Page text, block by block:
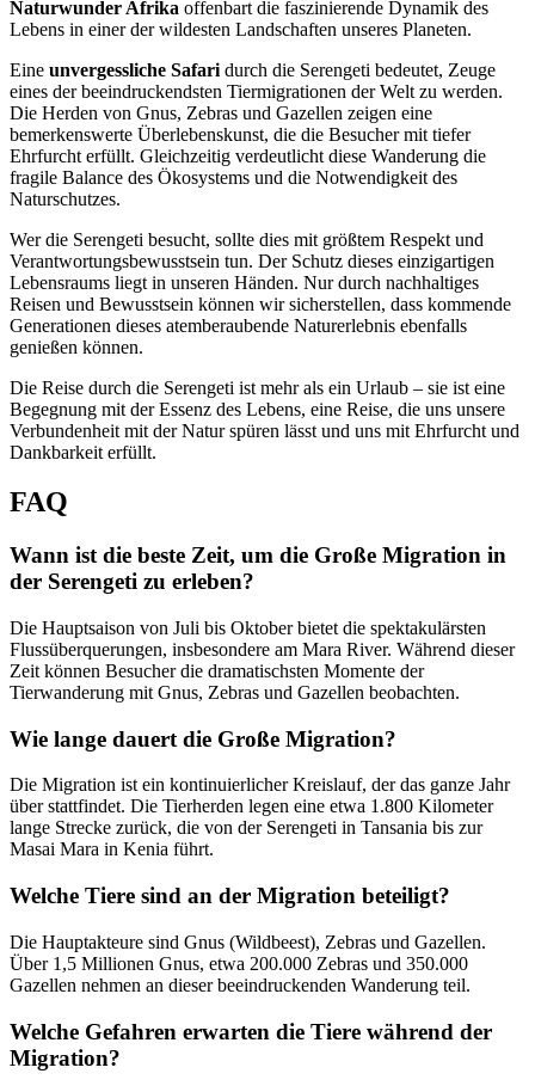
Naturwunder Afrika offenbart die faszinierende Dynamik des
Lebens in einer der wildesten Landschaften unseres Planeten.
Eine unvergessliche Safari durch die Serengeti bedeutet, Zeuge
eines der beeindruckendsten Tiermigrationen der Welt zu werden.
Die Herden von Gnus, Zebras und Gazellen zeigen eine
bemerkenswerte Überlebenskunst, die die Besucher mit tiefer
Ehrfurcht erfüllt. Gleichzeitig verdeutlicht diese Wanderung die
fragile Balance des Ökosystems und die Notwendigkeit des
Naturschutzes.
Wer die Serengeti besucht, sollte dies mit größtem Respekt und
Verantwortungsbewusstsein tun. Der Schutz dieses einzigartigen
Lebensraums liegt in unseren Händen. Nur durch nachhaltiges
Reisen und Bewusstsein können wir sicherstellen, dass kommende
Generationen dieses atemberaubende Naturerlebnis ebenfalls
genießen können.
Die Reise durch die Serengeti ist mehr als ein Urlaub – sie ist eine
Begegnung mit der Essenz des Lebens, eine Reise, die uns unsere
Verbundenheit mit der Natur spüren lässt und uns mit Ehrfurcht und
Dankbarkeit erfüllt.
FAQ
Wann ist die beste Zeit, um die Große Migration in
der Serengeti zu erleben?
Die Hauptsaison von Juli bis Oktober bietet die spektakulärsten
Flussüberquerungen, insbesondere am Mara River. Während dieser
Zeit können Besucher die dramatischsten Momente der
Tierwanderung mit Gnus, Zebras und Gazellen beobachten.
Wie lange dauert die Große Migration?
Die Migration ist ein kontinuierlicher Kreislauf, der das ganze Jahr
über stattfindet. Die Tierherden legen eine etwa 1.800 Kilometer
lange Strecke zurück, die von der Serengeti in Tansania bis zur
Masai Mara in Kenia führt.
Welche Tiere sind an der Migration beteiligt?
Die Hauptakteure sind Gnus (Wildbeest), Zebras und Gazellen.
Über 1,5 Millionen Gnus, etwa 200.000 Zebras und 350.000
Gazellen nehmen an dieser beeindruckenden Wanderung teil.
Welche Gefahren erwarten die Tiere während der
Migration?